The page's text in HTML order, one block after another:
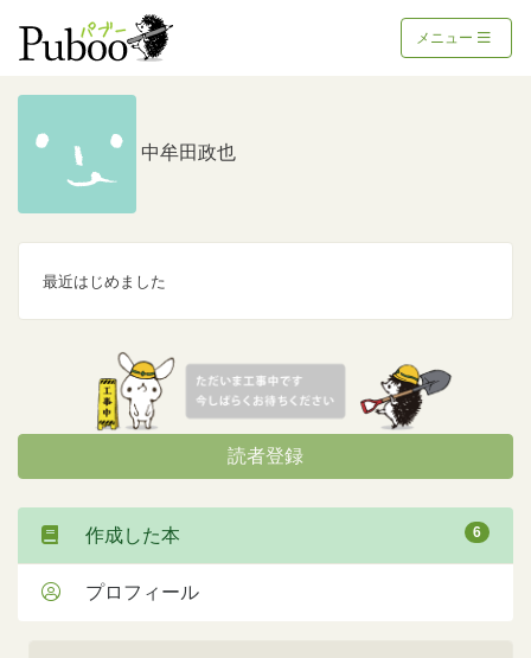
メニュー
中牟田政也
最近はじめました
読者登録
作成した本 6
プロフィール